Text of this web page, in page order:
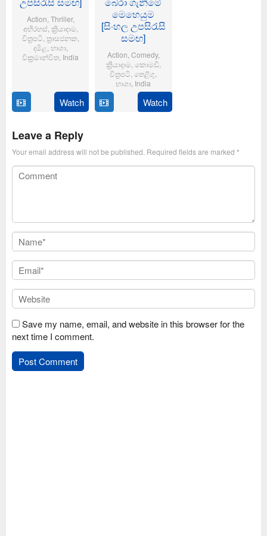
Action Thriller,
අභිරහස්, ක්‍රියාදාම
චිත්‍රපටි ත්‍රාසජනක
දමිළ භාශා,
වික්‍රමාන්විත India
Feb
2025
Thirumeni
Watch
මෙහෙයුම
[සිංහල උපසිරැසි
සමඟ]
Action Comedy,
ක්‍රියාදාම කොමඩි,
චිත්‍රපටි ,තෙළිගු
භාශා India
Jan
Anil
Ravipudi
Watch
Leave a Reply
Your email address will not be published. Required fields are marked *
Save my name, email, and website in this browser for the
next time I comment.